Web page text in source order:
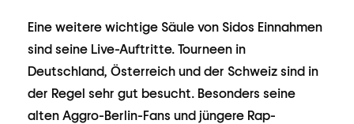
Eine weitere wichtige Säule von Sidos Einnahmen
sind seine Live-Auftritte. Tourneen in
Deutschland, Österreich und der Schweiz sind in
der Regel sehr gut besucht. Besonders seine
alten Aggro-Berlin-Fans und jüngere Rap-